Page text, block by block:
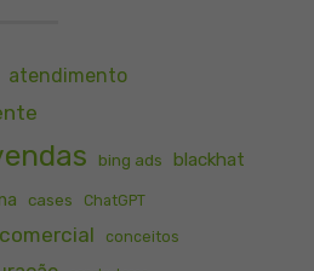
atendimento
bing ads blackhat
cases ChatGPT
comercial conceitos